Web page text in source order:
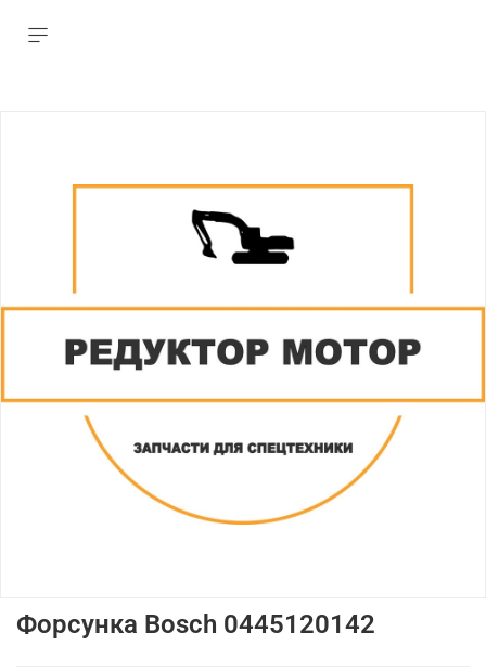
Форсунка Bosch 0445120142